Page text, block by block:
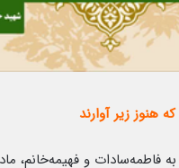
هنوز زیر آوارند
فاطمه‌سادات و فهیمه‌خانم،